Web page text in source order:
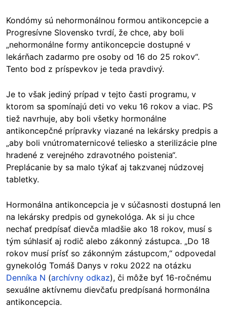
Kondómy sú nehormonálnou formou antikoncepcie a
Progresívne Slovensko tvrdí, že chce, aby boli
„nehormonálne formy antikoncepcie dostupné v
lekárňach zadarmo pre osoby od 16 do 25 rokov“.
Tento bod z príspevkov je teda pravdivý.
Je to však jediný prípad v tejto časti programu, v
ktorom sa spomínajú deti vo veku 16 rokov a viac. PS
tiež navrhuje, aby boli všetky hormonálne
antikoncepčné prípravky viazané na lekársky predpis a
„aby boli vnútromaternicové teliesko a sterilizácie plne
hradené z verejného zdravotného poistenia“.
Preplácanie by sa malo týkať aj takzvanej núdzovej
tabletky.
Hormonálna antikoncepcia je v súčasnosti dostupná len
na lekársky predpis od gynekológa. Ak si ju chce
nechať predpísať dievča mladšie ako 18 rokov, musí s
tým súhlasiť aj rodič alebo zákonný zástupca. „Do 18
rokov musí prísť so zákonným zástupcom,“ odpovedal
gynekológ Tomáš Danys v roku 2022 na otázku
Denníka N (archívny odkaz), či môže byť 16-ročnému
sexuálne aktívnemu dievčaťu predpísaná hormonálna
antikoncepcia.